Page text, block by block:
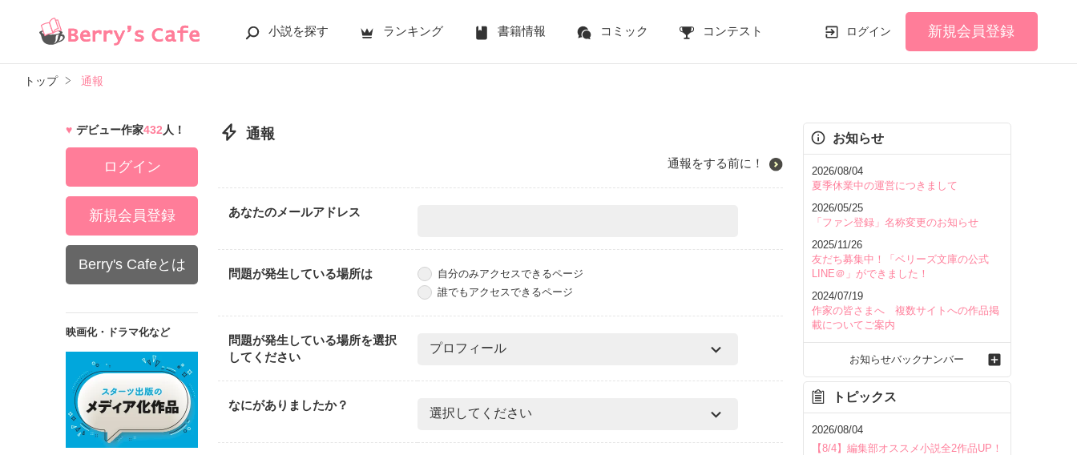
小説を探す ランキング 書籍情報 コミック コンテスト ログイン 新規会員登録
トップ 通報
通報
通報をする前に！
あなたのメールアドレス
問題が発生している場所は
自分のみアクセスできるページ
誰でもアクセスできるページ
問題が発生している場所を選択
してください
なにがありましたか？
デビュー作家432 人！
ログイン
新規会員登録
Berry's Cafeとは
映画化・ドラマ化など
お知らせ
2026/08/04
夏季休業中の運営につきまして
2026/05/25
「ファン登録」名称変更のお知らせ
2025/11/26
友だち募集中！「ベリーズ文庫の公式
LINE＠」ができました！
2024/07/19
作家の皆さまへ 複数サイトへの作品掲
載についてご案内
お知らせバックナンバー
トピックス
2026/08/04
【8/4】編集部オススメ小説全2作品UP！